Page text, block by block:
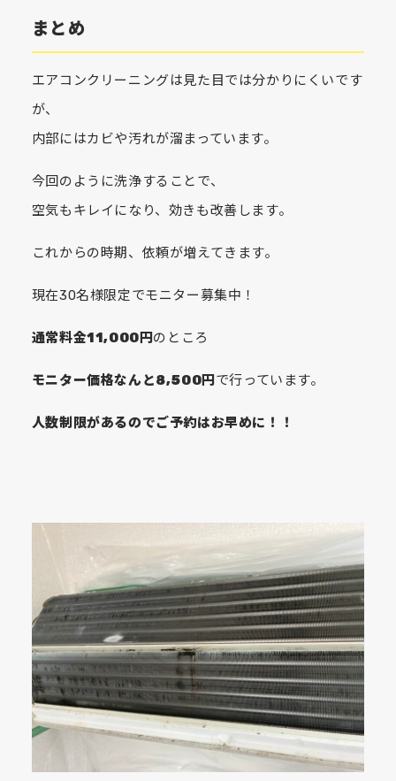
まとめ
エアコンクリーニングは見た目では分かりにくいです
が、
内部にはカビや汚れが溜まっています。
今回のように洗浄することで、
空気もキレイになり、効きも改善します。
これからの時期、依頼が増えてきます。
現在30名様限定でモニター募集中！
通常料金11,000円 のところ
モニター価格なんと8,500円 で行っています。
人数制限があるのでご予約はお早めに！！